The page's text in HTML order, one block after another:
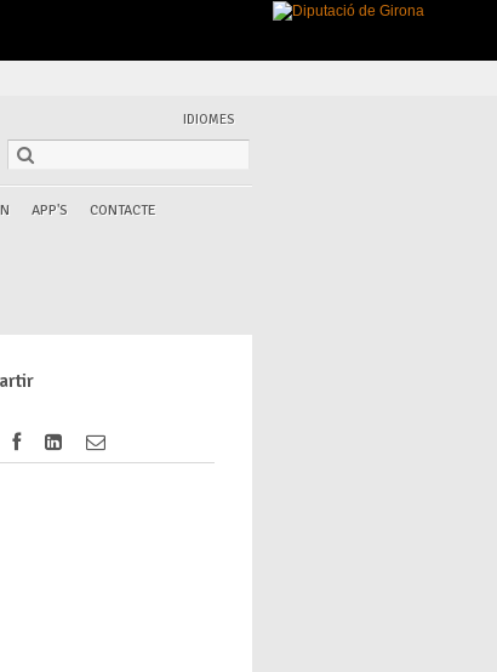
IDIOMES
APP'S CONTACTE